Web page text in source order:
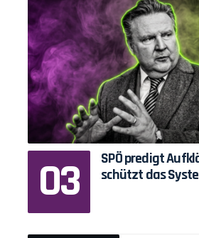
SPÖ predigt
schützt das